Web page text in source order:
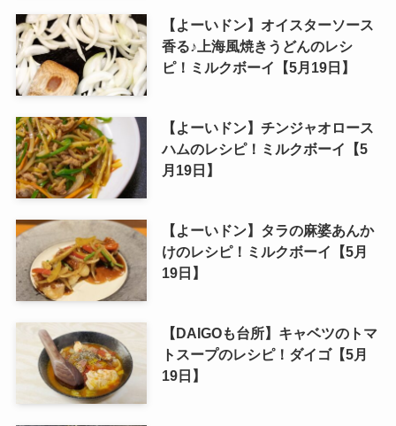
【よーいドン】オイスターソース
香る♪上海風焼きうどんのレシ
ピ！ミルクボーイ【5月19日】
【よーいドン】チンジャオロース
ハムのレシピ！ミルクボーイ【5
月19日】
【よーいドン】タラの麻婆あんか
けのレシピ！ミルクボーイ【5月
19日】
【DAIGOも台所】キャベツのトマ
トスープのレシピ！ダイゴ【5月
19日】